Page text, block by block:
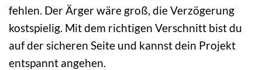
fehlen. Der Ärger wäre groß, die Verzögerung
kostspielig. Mit dem richtigen Verschnitt bist du
auf der sicheren Seite und kannst dein Projekt
entspannt angehen.